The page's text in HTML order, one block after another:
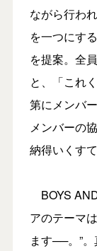
ながら行わ
を一つにす
を提案。全
と、「これ
第にメンバ
メンバーの
納得いくす
BOYS
アのテーマ
ます──。”